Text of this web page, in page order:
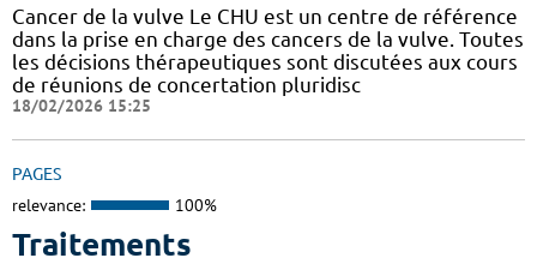
Cancer de la vulve Le CHU est un centre de référence
dans la prise en charge des cancers de la vulve. Toutes
les décisions thérapeutiques sont discutées aux cours
de réunions de concertation pluridisc
18/02/2026 15:25
PAGES
relevance: 100%
Traitements